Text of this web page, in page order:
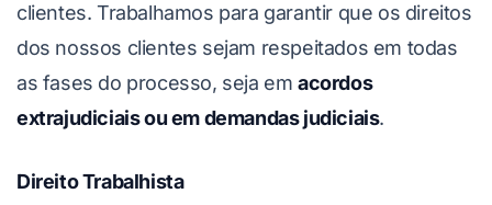
clientes. Trabalhamos para garantir que os direitos
dos nossos clientes sejam respeitados em todas
as fases do processo, seja emacordos
extrajudiciais ou em demandas judiciais.
Direito Trabalhista